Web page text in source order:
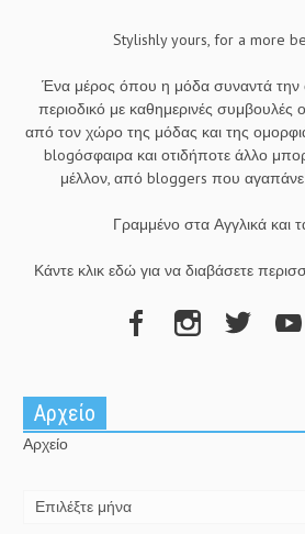
Stylishly yours, for a more
Ένα μέρος όπου η μόδα συναντά την
περιοδικό με καθημερινές συμβουλές
από τον χώρο της μόδας και της
blogόσφαιρα και οτιδήποτε άλλο
μέλλον, από bloggers που
Γραμμένο στα Αγγλικά και
Κάντε κλικ εδώ για να διαβάσετε
Αρχείο
Αρχείο